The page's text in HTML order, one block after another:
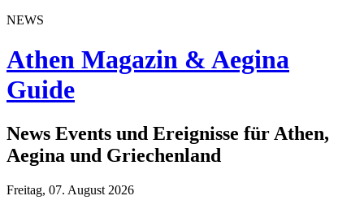
NEWS
Athen Magazin & Aegina
Guide
News Events und Ereignisse für Athen,
Aegina und Griechenland
Freitag, 07. August 2026